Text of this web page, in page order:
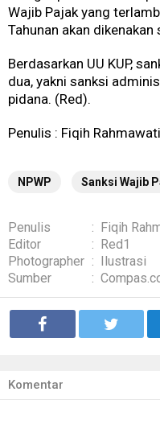
Wajib Pajak yang
Tahunan akan dikenakan
Berdasarkan UU KUP,
dua, yakni sanksi
pidana. (Red).
Penulis : Fiqih Rahmawati
NPWP Sanksi Wajib
Penulis : Fiqih
Editor
: Red1
Photographer : Ilustrasi
Sumber
:
Komentar